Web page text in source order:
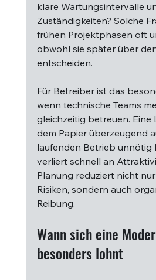
klare Wartungsintervalle
Zuständigkeiten? Solche
frühen Projektphasen oft
obwohl sie später über
entscheiden.
Für Betreiber ist das
wenn technische Teams
gleichzeitig betreuen. Eine
dem Papier überzeugend
laufenden Betrieb unnötig
verliert schnell an
Planung reduziert nicht
Risiken, sondern auch
Reibung.
Wann sich eine
besonders lohnt